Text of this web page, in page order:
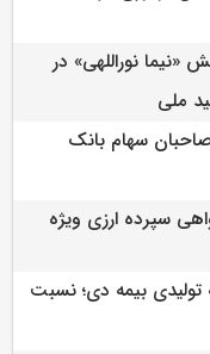
نوراللهی» در
ملی
سهام بانک
سپرده ارزی ویژه
تولیدی بیمه دی؛ نسبت